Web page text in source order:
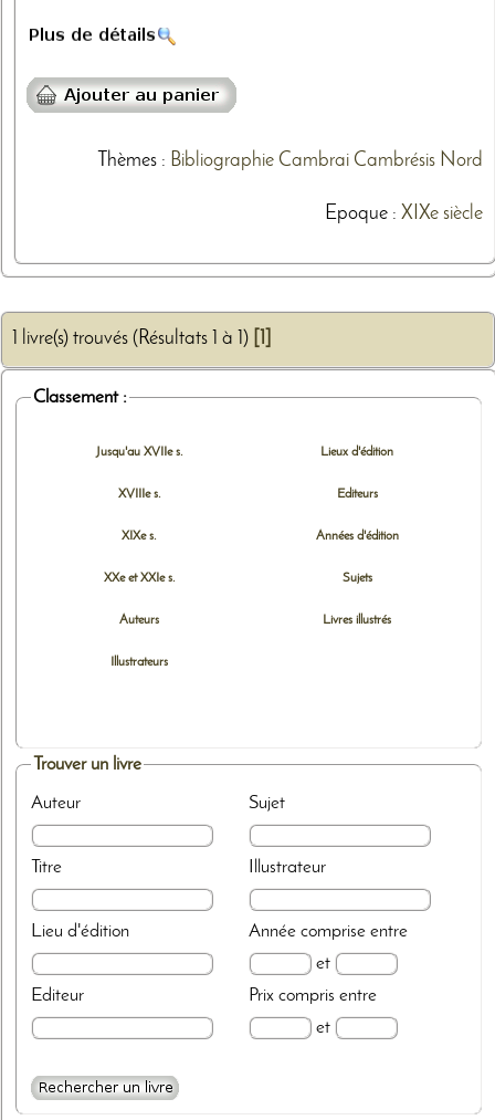
Thèmes: Bibliographie Cambrai Cambrésis Nord
Epoque : XIXe siècle
1 livre(s) trouvés (Résultats 1 à 1)
Classement :
Jusqu'au XVIIe s.
XVIIIe s.
XIXe s.
XXe et XXIe s.
Auteurs
Illustrateurs
Lieux d'édition
Editeurs
Années d'édition
Sujets
Livres illustrés
Trouver un livre
Auteur
Titre
Lieu d'édition
Editeur
Sujet
Illustrateur
Annéecomprise entre
et
Prixcompris entre
et